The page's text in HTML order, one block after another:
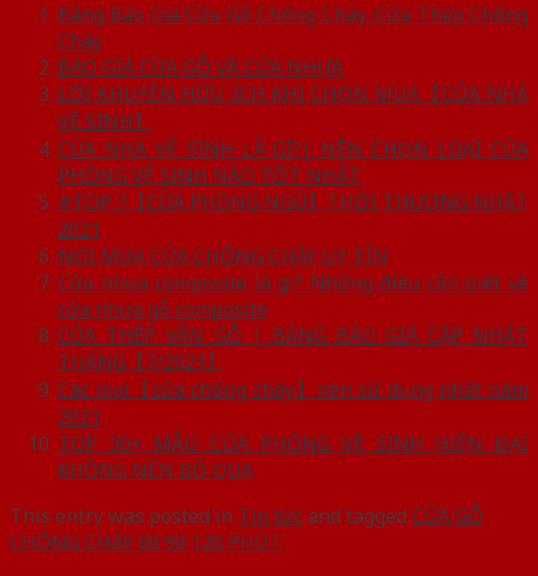
Bảng Báo Giá Cửa Gỗ Chống Cháy, Cửa Thép Chống
Cháy
BÁO GIÁ CỬA GỖ VÀ CỬA NHỰA
LỜI KHUYÊN HỮU ÍCH KHI CHỌN MUA【CỬA NHÀ
VỆ SINH】
CỬA NHÀ VỆ SINH LÀ GÌ?| NÊN CHỌN LOẠI CỬA
PHÒNG VỆ SINH NÀO TỐT NHẤT
#TOP 7【CỬA PHÒNG NGỦ】THỜI THƯỢNG NHẤT
2021
NƠI MUA CỬA CHỐNG CHÁY UY TÍN
Cửa nhựa composite là gì? Những điều cần biết về
cửa nhựa gỗ composite
CỬA THÉP VÂN GỖ | BẢNG BÁO GIÁ CẬP NHẬT
THÁNG【7/2021】
Các loại【cửa chống cháy】nên sử dụng nhất năm
2021
TOP 30+ MẪU CỬA PHÒNG VỆ SINH HIỆN ĐẠI
KHÔNG NÊN BỎ QUA
This entry was posted in Tin tứcand tagged CỬA GỖ
CHỐNG CHÁY 60 90 120 PHÚT.